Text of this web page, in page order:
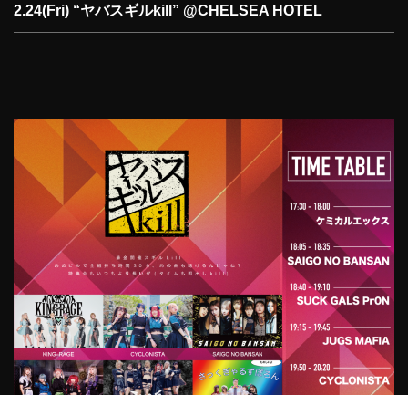
2.24(Fri) “ヤバスギルkill” @CHELSEA HOTEL